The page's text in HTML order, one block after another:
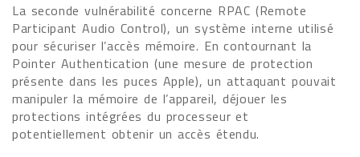
La seconde vulnérabilité concerne RPAC (Remote
Participant Audio Control), un système interne utilisé
pour sécuriser l’accès mémoire. En contournant la
Pointer Authentication (une mesure de protection
présente dans les puces Apple), un attaquant pouvait
manipuler la mémoire de l’appareil, déjouer les
protections intégrées du processeur et
potentiellement obtenir un accès étendu.